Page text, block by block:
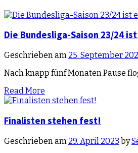
Die Bundesliga-Saison 23/24
Geschrieben am 25. September
Nach knapp fünf Monaten Pause
Read More
Finalisten stehen fest!
Geschrieben am 29. April 2023 by